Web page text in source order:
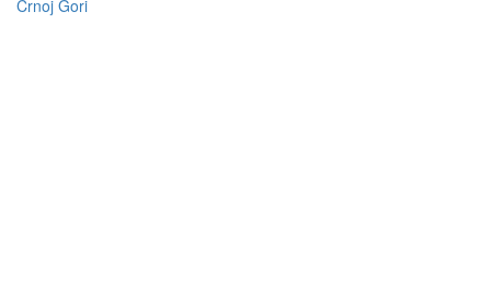
Crnoj Gori